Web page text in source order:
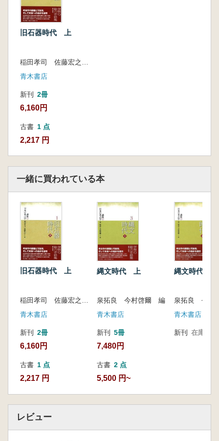
東南アジア・南中国の旧石器時代 西村 昌也
オーストラリア・オセアニアの旧石器文化 石
村 智
旧石器時代 上
青木書店
新刊 2冊
6,160円
古書 1 点
2,217 円
一緒に買われている本
旧石器時代 上
青木書店
新刊 2冊
6,160円
古書 1 点
2,217 円
縄文時代 上
泉拓良 今村啓爾 編
青木書店
新刊 5冊
7,480円
古書 2 点
5,500 円~
縄文時代 下
泉拓良 今村
青木書店
新刊 在庫なし
レビュー